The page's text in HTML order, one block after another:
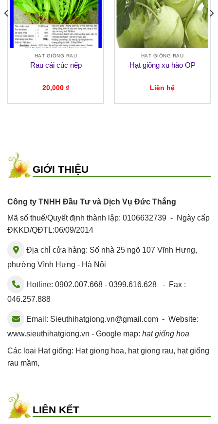
HẠT GIỐNG RAU
Rau cải cúc nếp
20,000 ₫
HẠT GIỐNG RAU
Hạt giống xu hào OP
Liên hệ
GIỚI THIỆU
Công ty TNHH Đầu Tư và Dịch Vụ Đức Thắng
Mã số thuế/Quyết định thành lập: 0106632739 - Ngày cấp
ĐKKD/QĐTL:06/09/2014
Địa chỉ cửa hàng: Số nhà 25 ngõ 107 Vĩnh Hưng,
phường Vĩnh Hưng - Hà Nội
Hotline: 0902.007.668 - 0399.616.628 - Fax :
046.257.888
Email: Sieuthihatgiong.vn@gmail.com - Website:
www.sieuthihatgiong.vn - Google map: hạt giống hoa
Các loại Hạt giống: Hat giong hoa, hat giong rau, hạt giống
rau mầm,
LIÊN KẾT